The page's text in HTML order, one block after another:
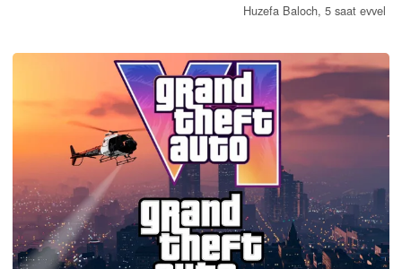
Huzefa Baloch, 5 saat evvel